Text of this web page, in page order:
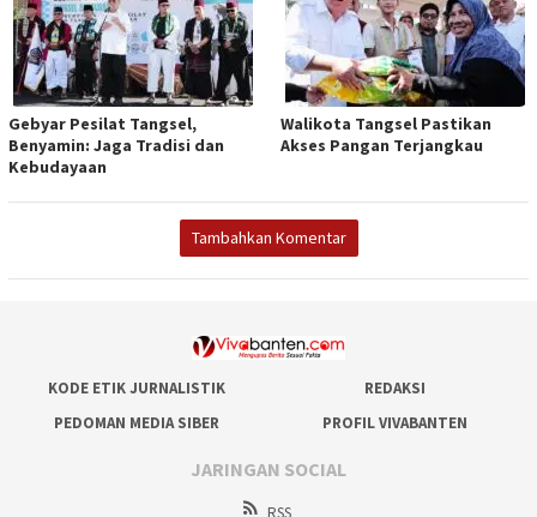
Gebyar Pesilat Tangsel,
Benyamin: Jaga Tradisi dan
Kebudayaan
Walikota Tangsel Pastikan
Akses Pangan Terjangkau
Tambahkan Komentar
KODE ETIK JURNALISTIK
REDAKSI
PEDOMAN MEDIA SIBER
PROFIL VIVABANTEN
JARINGAN SOCIAL